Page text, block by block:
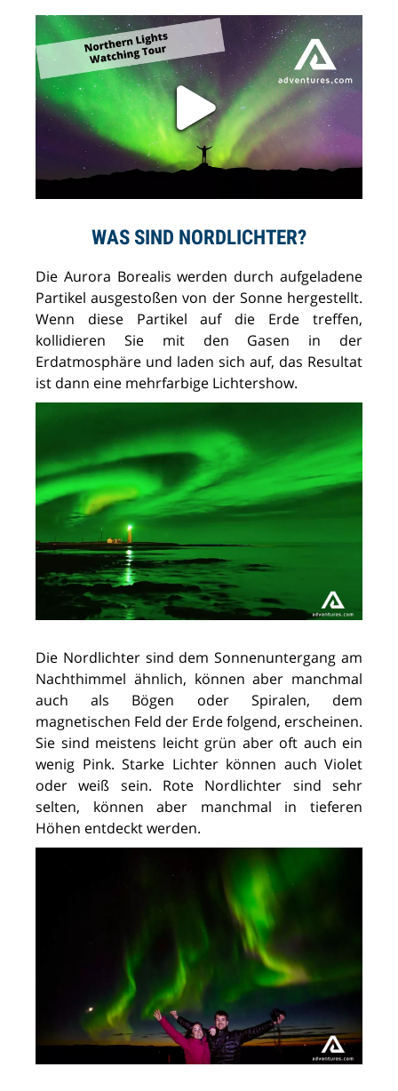
WAS SIND NORDLICHTER?
Die Aurora Borealis werden durch aufgeladene
Partikel ausgestoßen von der Sonne hergestellt.
Wenn diese Partikel auf die Erde treffen,
kollidieren Sie mit den Gasen in der
Erdatmosphäre und laden sich auf, das Resultat
ist dann eine mehrfarbige Lichtershow.
Die Nordlichter sind dem Sonnenuntergang am
Nachthimmel ähnlich, können aber manchmal
auch als Bögen oder Spiralen, dem
magnetischen Feld der Erde folgend, erscheinen.
Sie sind meistens leicht grün aber oft auch ein
wenig Pink. Starke Lichter können auch Violet
oder weiß sein. Rote Nordlichter sind sehr
selten, können aber manchmal in tieferen
Höhen entdeckt werden.